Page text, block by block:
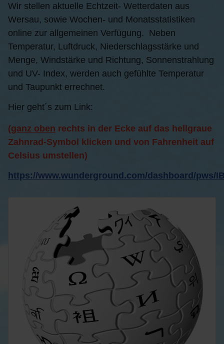
Wir stellen aktuelle Echtzeit- Wetterdaten aus
Wersau, sowie Wochen- und Monatsstatistiken
online zur allgemeinen Verfügung. Neben
Temperatur, Luftdruck, Niederschlagsstärke und
Menge, Windstärke und Richtung, Sonnenstrahlung
und UV- Index, werden auch gefühlte Temperatur
und Taupunkt errechnet.
Hier geht´s zum Link:
(ganz oben rechts in der Ecke auf das hellgraue
Zahnrad-Symbol klicken und von Fahrenheit auf
Celsius umstellen)
https://www.wunderground.com/dashboard/pws/